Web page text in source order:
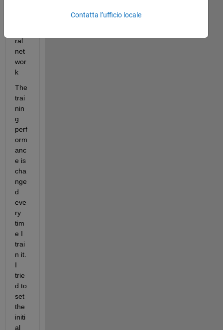
ral
net
wor
k
The
trai
nin
g
perf
orm
anc
e is
cha
nge
d
eve
ry
tim
e I
trai
n it.
I
trie
d to
set
the
initi
al
Contatta l’ufficio locale